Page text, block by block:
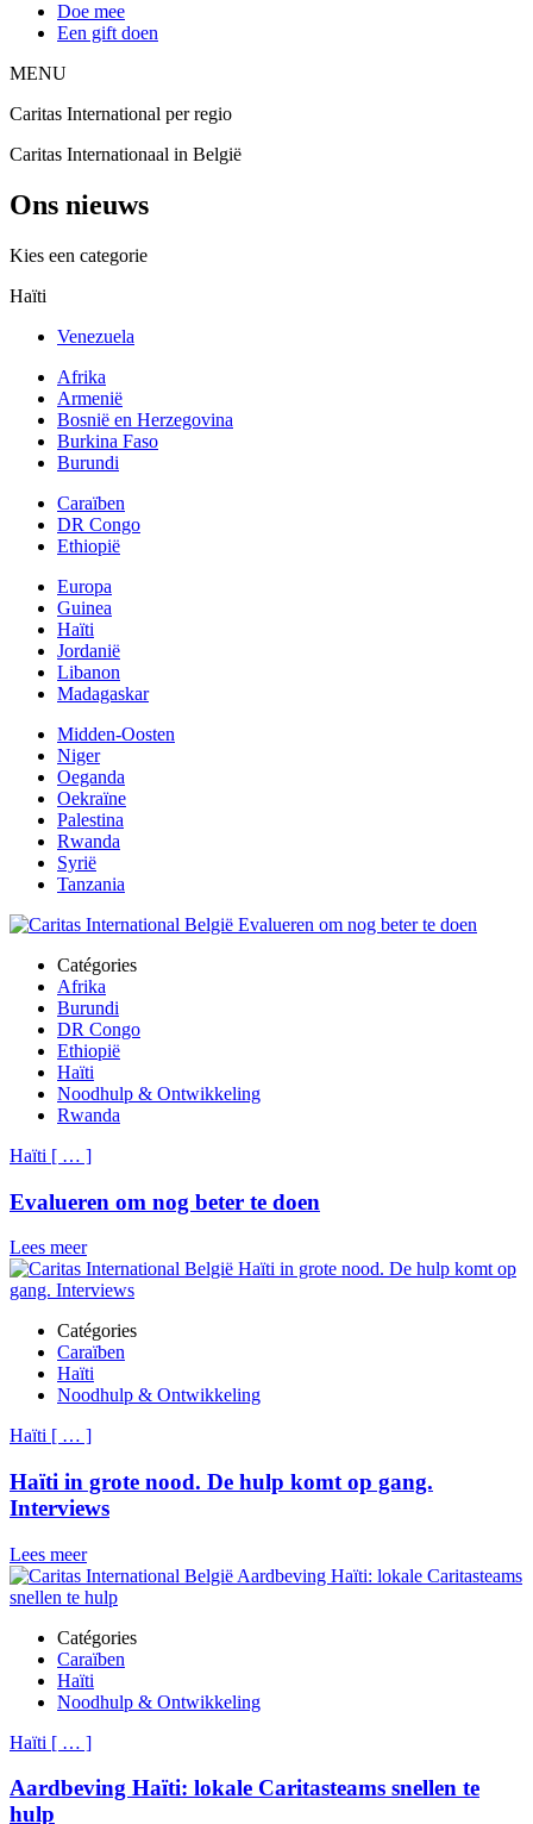
Doe mee
Een gift doen
MENU
Caritas International per regio
Caritas Internationaal in België
Ons nieuws
Kies een categorie
Haïti
Venezuela
Afrika
Armenië
Bosnië en Herzegovina
Burkina Faso
Burundi
Caraïben
DR Congo
Ethiopië
Europa
Guinea
Haïti
Jordanië
Libanon
Madagaskar
Midden-Oosten
Niger
Oeganda
Oekraïne
Palestina
Rwanda
Syrië
Tanzania
Catégories
Afrika
Burundi
DR Congo
Ethiopië
Haïti
Noodhulp & Ontwikkeling
Rwanda
Haïti [ … ]
Evalueren om nog beter te doen
Lees meer
Catégories
Caraïben
Haïti
Noodhulp & Ontwikkeling
Haïti [ … ]
Haïti in grote nood. De hulp komt op gang.
Interviews
Lees meer
Catégories
Caraïben
Haïti
Noodhulp & Ontwikkeling
Haïti [ … ]
Aardbeving Haïti: lokale Caritasteams snellen te
hulp